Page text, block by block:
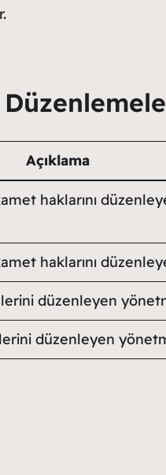
Açıklama
haklarını
haklarını
düzenleyen
düzenleyen